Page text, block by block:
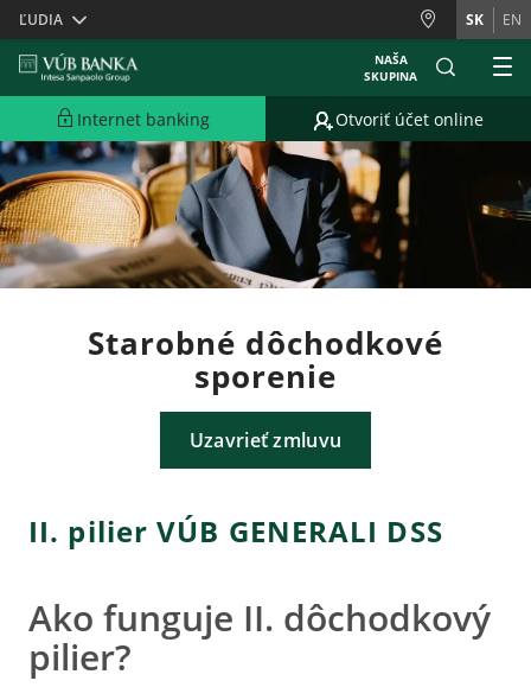
Skiplinks
ĽUDIA SK EN
NAŠA
SKUPINA
Internet banking Otvoriť účet online
Starobné dôchodkové
sporenie
Uzavrieť zmluvu
II. pilier VÚB GENERALI DSS
Ako funguje II. dôchodkový
pilier?